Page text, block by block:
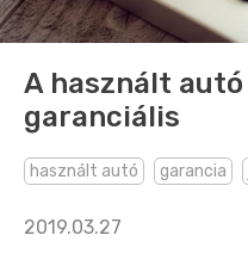
A használt
garanciális
használt autó garancia
2019.03.27